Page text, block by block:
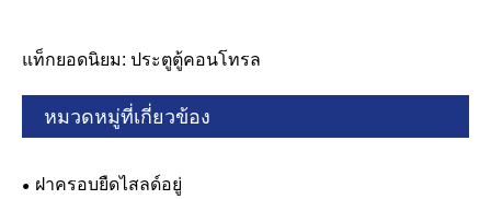
แท็กยอดนิยม: ประตูตู้คอนโทรล
หมวดหมู่ที่เกี่ยวข้อง
ฝาครอบยืดไสลด์อยู่